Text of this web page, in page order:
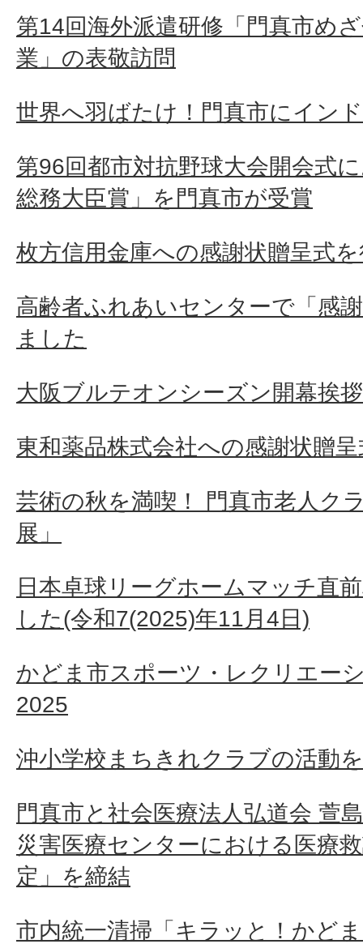
第14回海外派遣研修「門真市め
業」の表敬訪問
世界へ羽ばたけ！門真市にイン
第96回都市対抗野球大会開会式
総務大臣賞」を門真市が受賞
枚方信用金庫への感謝状贈呈式
高齢者ふれあいセンターで「感
ました
大阪ブルテオンシーズン開幕挨拶
東和薬品株式会社への感謝状贈
芸術の秋を満喫！ 門真市老人ク
展」
日本卓球リーグホームマッチ直
した(令和7(2025)年11月4日)
かどま市スポーツ・レクリエー
2025
沖小学校まちきれクラブの活動
門真市と社会医療法人弘道会 萱
災害医療センターにおける医療
定」を締結
市内統一清掃「キラッと！かど